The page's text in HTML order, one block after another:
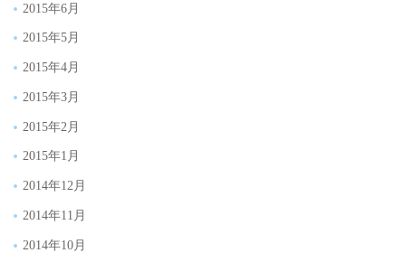
2015年6月
2015年5月
2015年4月
2015年3月
2015年2月
2015年1月
2014年12月
2014年11月
2014年10月